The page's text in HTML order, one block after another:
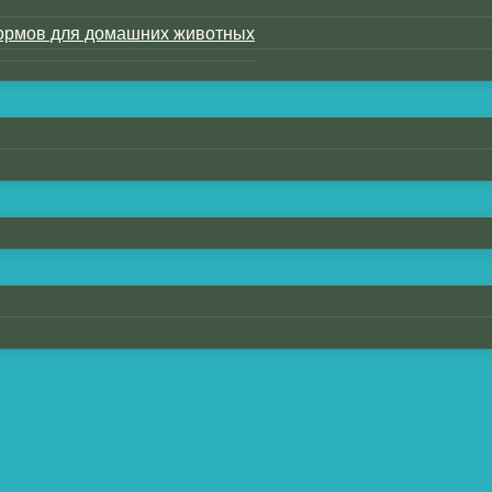
для домашних животных
виды сумок или пакетов.
для пищевых продуктов термосвариваемых
печати.
печать и стильные формы сделают вашу
демонстрацию и использование сумок.
в дизайне